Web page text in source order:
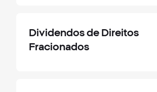
Dividendos de Direitos
Fracionados